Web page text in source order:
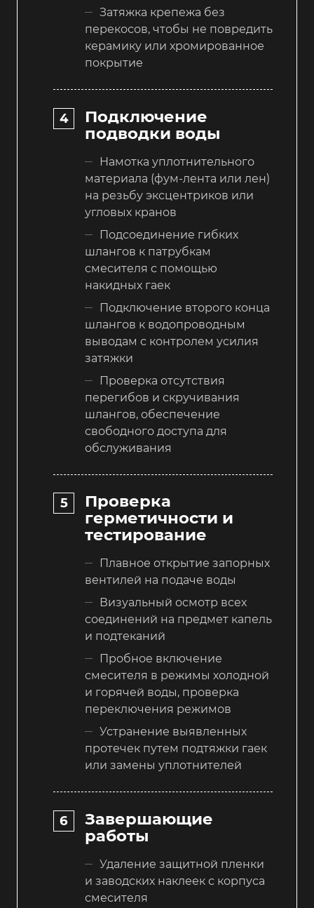
Затяжка крепежа без
перекосов, чтобы не повредить
керамику или хромированное
покрытие
Подключение
подводки воды
Намотка уплотнительного
материала (фум-лента или лен)
на резьбу эксцентриков или
угловых кранов
Подсоединение гибких
шлангов к патрубкам
смесителя с помощью
накидных гаек
Подключение второго конца
шлангов к водопроводным
выводам с контролем усилия
затяжки
Проверка отсутствия
перегибов и скручивания
шлангов, обеспечение
свободного доступа для
обслуживания
Проверка
герметичности и
тестирование
Плавное открытие запорных
вентилей на подаче воды
Визуальный осмотр всех
соединений на предмет капель
и подтеканий
Пробное включение
смесителя в режимы холодной
и горячей воды, проверка
переключения режимов
Устранение выявленных
протечек путем подтяжки гаек
или замены уплотнителей
Завершающие
работы
Удаление защитной пленки
и заводских наклеек с корпуса
смесителя